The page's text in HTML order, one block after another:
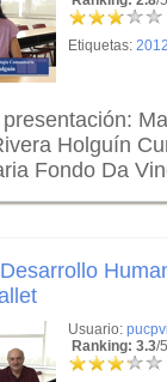
Etiquetas: 2012
Holguín
Fondo Da
Usuario:
Ranking: 3.3/